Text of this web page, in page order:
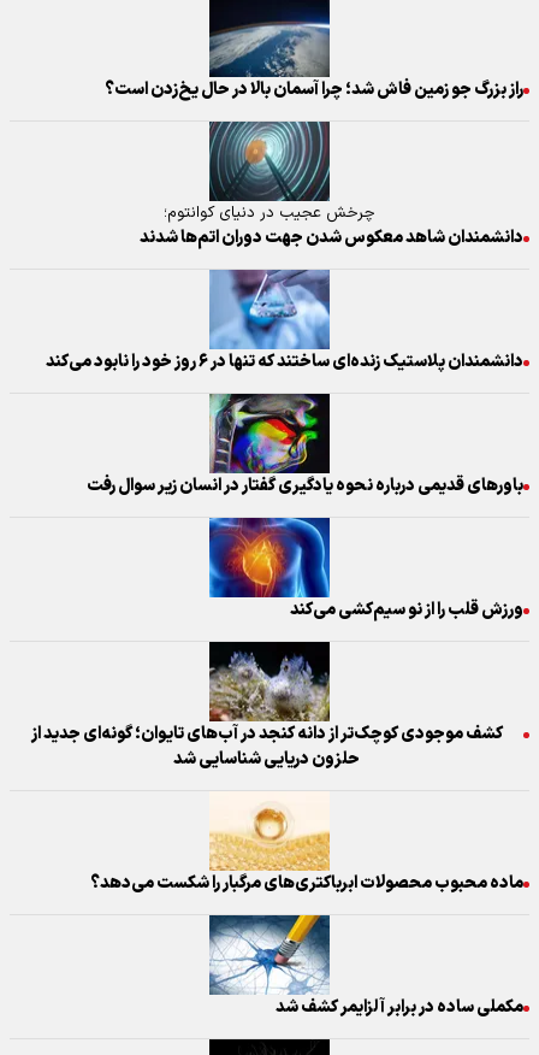
راز بزرگ جو زمین فاش شد؛ چرا آسمان بالا در حال یخ‌زدن است؟
چرخش عجیب در دنیای کوانتوم؛
دانشمندان شاهد معکوس شدن جهت دوران اتم‌ها شدند
دانشمندان پلاستیک زنده‌ای ساختند که تنها در ۶ روز خود را نابود می‌کند
باور‌های قدیمی درباره نحوه یادگیری گفتار در انسان زیر سوال رفت
ورزش قلب را از نو سیم‌کشی می‌کند
کشف موجودی کوچک‌تر از دانه کنجد در آب‌های تایوان؛ گونه‌ای جدید از
حلزون دریایی شناسایی شد
ماده محبوب محصولات ابر‌باکتری‌های مرگبار را شکست می‌دهد؟
مکملی ساده در برابر آلزایمر کشف شد